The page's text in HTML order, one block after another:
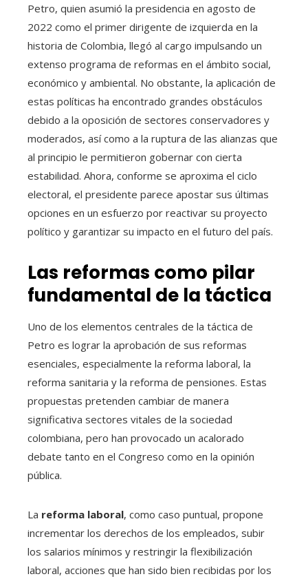
Petro, quien asumió la presidencia en agosto de
2022 como el primer dirigente de izquierda en la
historia de Colombia, llegó al cargo impulsando un
extenso programa de reformas en el ámbito social,
económico y ambiental. No obstante, la aplicación de
estas políticas ha encontrado grandes obstáculos
debido a la oposición de sectores conservadores y
moderados, así como a la ruptura de las alianzas que
al principio le permitieron gobernar con cierta
estabilidad. Ahora, conforme se aproxima el ciclo
electoral, el presidente parece apostar sus últimas
opciones en un esfuerzo por reactivar su proyecto
político y garantizar su impacto en el futuro del país.
Las reformas como pilar
fundamental de la táctica
Uno de los elementos centrales de la táctica de
Petro es lograr la aprobación de sus reformas
esenciales, especialmente la reforma laboral, la
reforma sanitaria y la reforma de pensiones. Estas
propuestas pretenden cambiar de manera
significativa sectores vitales de la sociedad
colombiana, pero han provocado un acalorado
debate tanto en el Congreso como en la opinión
pública.
La reforma laboral, como caso puntual, propone
incrementar los derechos de los empleados, subir
los salarios mínimos y restringir la flexibilización
laboral, acciones que han sido bien recibidas por los